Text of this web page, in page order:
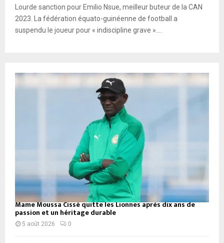
Lourde sanction pour Emilio Nsue, meilleur buteur de la CAN
2023. La fédération équato-guinéenne de football a
suspendu le joueur pour « indiscipline grave »....
Mame Moussa Cissé quitte les Lionnes après dix ans de
passion et un héritage durable
5 août 2026 0